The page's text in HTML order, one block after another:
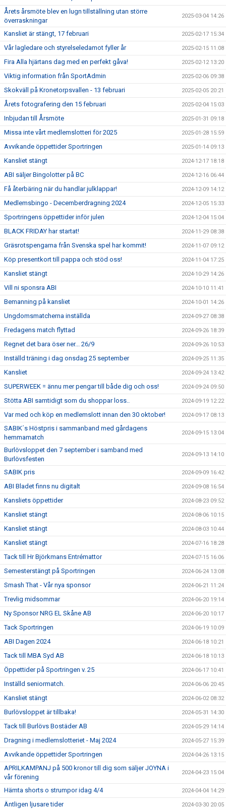
Årets årsmöte blev en lugn tillställning utan större
överraskningar
2025-03-04 14:26
Kansliet är stängt, 17 februari 2025-02-17 15:34
Vår lagledare och styrelseledamot fyller år 2025-02-15 11:08
Fira Alla hjärtans dag med en perfekt gåva! 2025-02-12 13:20
Viktig information från SportAdmin 2025-02-06 09:38
Skokväll på Kronetorpsvallen - 13 februari 2025-02-05 20:21
Årets fotografering den 15 februari 2025-02-04 15:03
Inbjudan till Årsmöte 2025-01-31 09:18
Missa inte vårt medlemslotteri för 2025 2025-01-28 15:59
Avvikande öppettider Sportringen 2025-01-14 09:13
Kansliet stängt 2024-12-17 18:18
ABI säljer Bingolotter på BC 2024-12-16 06:44
Få återbäring när du handlar julklappar! 2024-12-09 14:12
Medlemsbingo - Decemberdragning 2024 2024-12-05 15:33
Sportringens öppettider inför julen 2024-12-04 15:04
BLACK FRIDAY har startat! 2024-11-29 08:38
Gräsrotspengarna från Svenska spel har kommit! 2024-11-07 09:12
Köp presentkort till pappa och stöd oss! 2024-11-04 17:25
Kansliet stängt 2024-10-29 14:26
Vill ni sponsra ABI 2024-10-10 11:41
Bemanning på kansliet 2024-10-01 14:26
Ungdomsmatcherna inställda 2024-09-27 08:38
Fredagens match flyttad 2024-09-26 18:39
Regnet det bara öser ner... 26/9 2024-09-26 10:53
Inställd träning i dag onsdag 25 september 2024-09-25 11:35
Kansliet 2024-09-24 13:42
SUPERWEEK = ännu mer pengar till både dig och oss! 2024-09-24 09:50
Stötta ABI samtidigt som du shoppar loss.. 2024-09-19 12:22
Var med och köp en medlemslott innan den 30 oktober! 2024-09-17 08:13
SABIK´s Höstpris i sammanband med gårdagens
hemmamatch
2024-09-15 13:04
Burlövsloppet den 7 september i samband med
Burlövsfesten
2024-09-13 14:10
SABIK pris 2024-09-09 16:42
ABI Bladet finns nu digitalt 2024-09-08 16:54
Kansliets öppettider 2024-08-23 09:52
Kansliet stängt 2024-08-06 10:15
Kansliet stängt 2024-08-03 10:44
Kansliet stängt 2024-07-16 18:28
Tack till Hr Björkmans Entrémattor 2024-07-15 16:06
Semesterstängt på Sportringen 2024-06-24 13:08
Smash That - Vår nya sponsor 2024-06-21 11:24
Trevlig midsommar 2024-06-20 19:14
Ny Sponsor NRG EL Skåne AB 2024-06-20 10:17
Tack Sportringen 2024-06-19 10:09
ABI Dagen 2024 2024-06-18 10:21
Tack till MBA Syd AB 2024-06-18 10:13
Öppettider på Sportringen v. 25 2024-06-17 10:41
Inställd seniormatch. 2024-06-06 20:45
Kansliet stängt 2024-06-02 08:32
Burlövsloppet är tillbaka! 2024-05-31 14:30
Tack till Burlövs Bostäder AB 2024-05-29 14:14
Dragning i medlemslotteriet - Maj 2024 2024-05-27 15:39
Avvikande öppettider Sportringen 2024-04-26 13:15
APRILKAMPANJ på 500 kronor till dig som säljer JOYNA i
vår förening
2024-04-23 15:04
Hämta shorts o strumpor idag 4/4 2024-04-04 14:29
Äntligen ljusare tider 2024-03-30 20:05